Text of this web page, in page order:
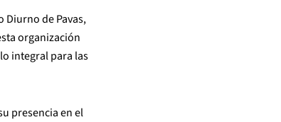
Diurno de Pavas,
organización
integral para las
presencia en el